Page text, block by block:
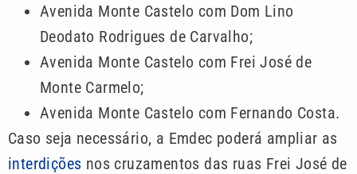
Avenida Monte Castelo com Dom Lino
Deodato Rodrigues de Carvalho;
Avenida Monte Castelo com Frei José de
Monte Carmelo;
Avenida Monte Castelo com Fernando Costa.
Caso seja necessário, a Emdec poderá ampliar as
interdições nos cruzamentos das ruas Frei José de